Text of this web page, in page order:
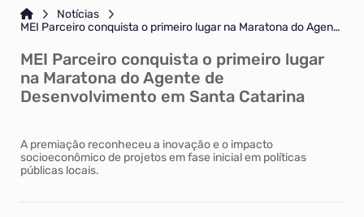
Notícias
MEI Parceiro conquista o primeiro lugar na Maratona do Agente de Desenvolvimento em Santa Catarina
MEI Parceiro conquista o primeiro lugar
na Maratona do Agente de
Desenvolvimento em Santa Catarina
A premiação reconheceu a inovação e o impacto
socioeconômico de projetos em fase inicial em políticas
públicas locais.